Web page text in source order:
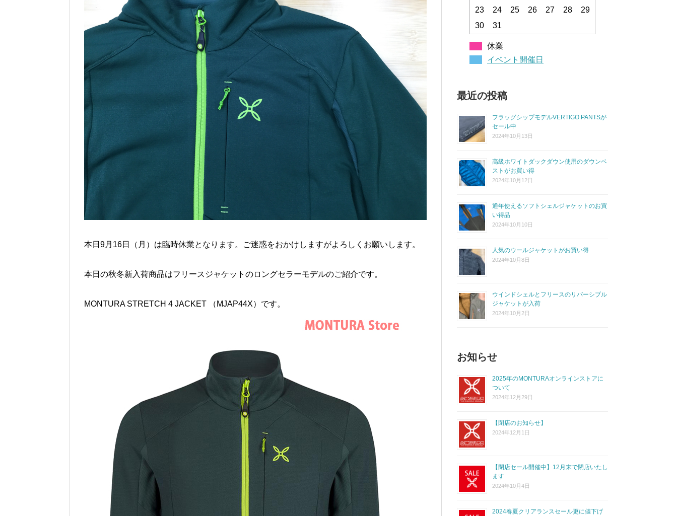
本日9月16日（月）は臨時休業となります。ご迷惑をおかけしますがよろしくお願いします。
本日の秋冬新入荷商品はフリースジャケットのロングセラーモデルのご紹介です。
MONTURA STRETCH 4 JACKET （MJAP44X）です。
23 24 25 26 27 28
29
30
31
休業
イベント開催日
最近の投稿
フラッグシップモデルVERTIGO PANTSが
セール中
2024年10月13日
高級ホワイトダックダウン使用のダウンベ
ストがお買い得
2024年10月12日
通年使えるソフトシェルジャケットのお買
い得品
2024年10月10日
人気のウールジャケットがお買い得
2024年10月8日
ウインドシェルとフリースのリバーシブル
ジャケットが入荷
2024年10月2日
お知らせ
2025年のMONTURAオンラインストアに
ついて
2024年12月29日
【閉店のお知らせ】
2024年12月1日
【閉店セール開催中】12月末で閉店いたし
ます
2024年10月4日
2024春夏クリアランスセール更に値下げ